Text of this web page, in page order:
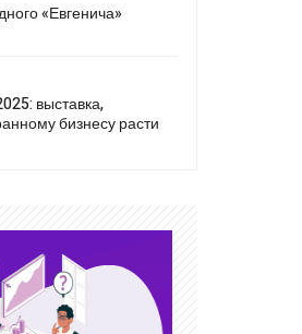
«Евгенича»
выставка,
бизнесу расти